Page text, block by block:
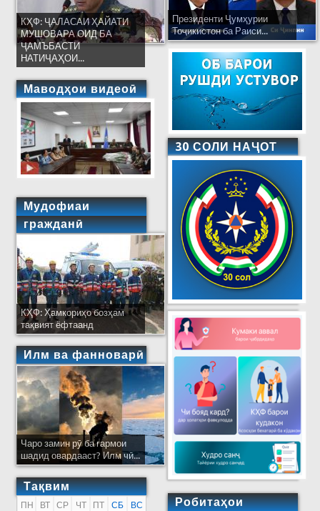
КҲФ: ҶАЛАСАИ ҲАЙАТИ
МУШОВАРА ОИД БА
ҶАМЪБАСТИ
НАТИҶАҲОИ...
Маводҳои видеоӣ
Мудофиаи
гражданӣ
КҲФ: Ҳамкориҳо бозҳам
тақвият ёфтаанд
Илм ва фанноварӣ
Чаро замин рӯ ба гармои
шадид овардааст? Илм чӣ...
Тақвим
ПН ВТ СР ЧТ ПТ СБ
ВС
Президенти Ҷумҳурии
Тоҷикистон ба Раиси...
30 СОЛИ НАҶОТ
Робитаҳои